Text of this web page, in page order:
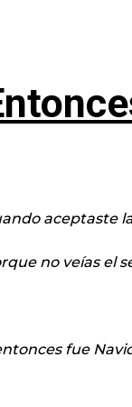
aceptaste
no veías el
fue